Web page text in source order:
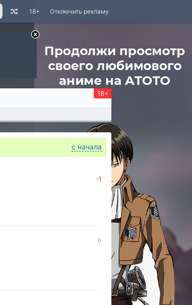
Отключить рекламу
18+
18+
с начала
-1
0